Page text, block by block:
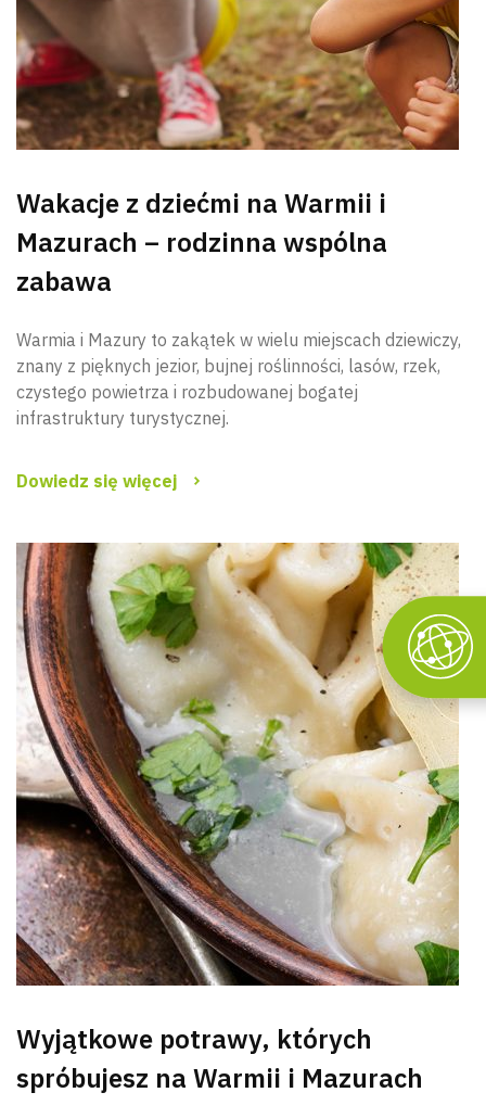
Wakacje z dziećmi na Warmii i
Mazurach – rodzinna wspólna
zabawa
Warmia i Mazury to zakątek w wielu miejscach dziewiczy,
znany z pięknych jezior, bujnej roślinności, lasów, rzek,
czystego powietrza i rozbudowanej bogatej
infrastruktury turystycznej.
Dowiedz się więcej
Wyjątkowe potrawy, których
spróbujesz na Warmii i Mazurach